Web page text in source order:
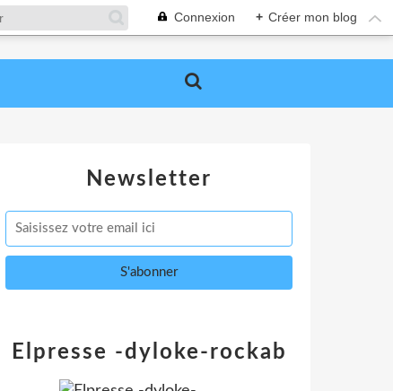
Connexion + Créer mon blog
Newsletter
Elpresse -dyloke-rockab